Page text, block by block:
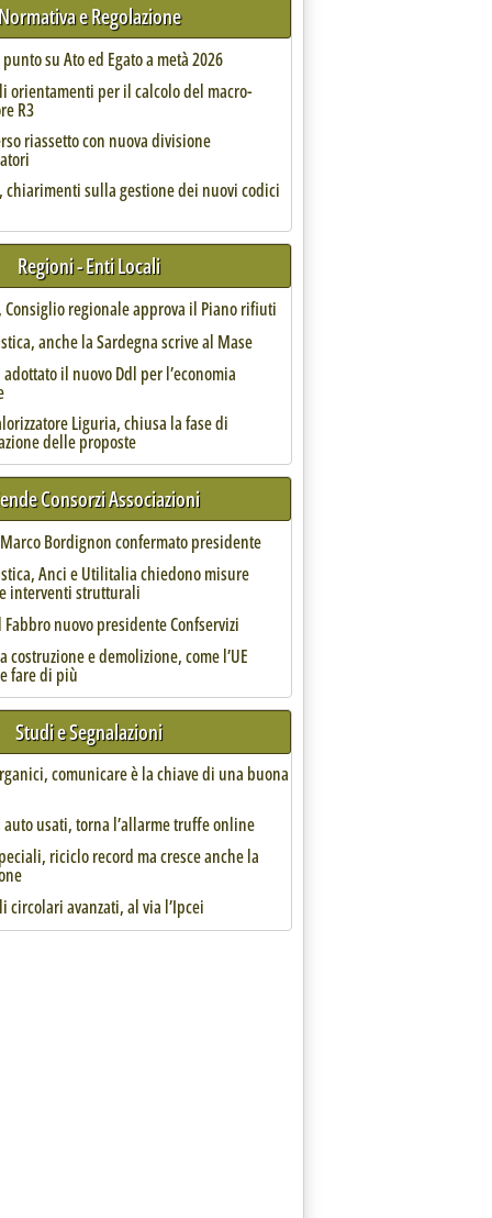
di Siteb
fino ai processi industriali del riciclo. Il contributo di Adolfo Spaziani, senior advisor di
un approccio innovativo delle parti '
Normativa e Regolazione
su Ato ed Egato a metà 2026
orientamenti per il calcolo del macro-
R3
riassetto con nuova divisione
chiarimenti sulla gestione dei nuovi codici
Regioni - Enti Locali
Consiglio regionale approva il Piano rifiuti
anche la Sardegna scrive al Mase
il nuovo Ddl per l’economia
Liguria, chiusa la fase di
delle proposte
Consorzi Associazioni
Bordignon confermato presidente
Anci e Utilitalia chiedono misure
interventi strutturali
Fabbro nuovo presidente Confservizi
costruzione e demolizione, come l’UE
fare di più
Studi e Segnalazioni
comunicare è la chiave di una buona
auto usati, torna l’allarme truffe online
riciclo record ma cresce anche la
circolari avanzati, al via l’Ipcei